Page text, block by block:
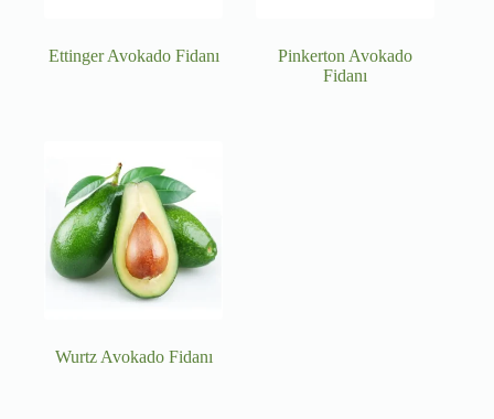
Ettinger Avokado Fidanı
Pinkerton Avokado
Fidanı
Wurtz Avokado Fidanı